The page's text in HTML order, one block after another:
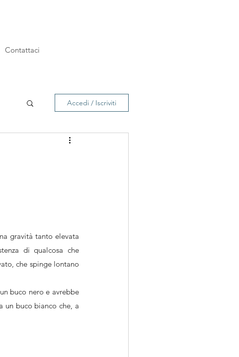
Contattaci
Accedi / Iscriviti
gravità tanto elevata
di qualcosa che
che spinge lontano
buco nero e avrebbe
un buco bianco che, a